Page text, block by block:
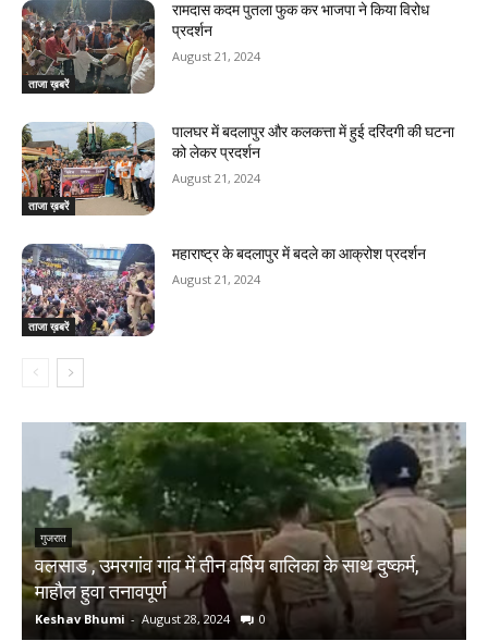
ताजा ख़बरें
रामदास कदम पुतला फुक कर भाजपा ने किया विरोध
प्रदर्शन
August 21, 2024
ताजा ख़बरें
पालघर में बदलापुर और कलकत्ता में हुई दरिंदगी की घटना
को लेकर प्रदर्शन
August 21, 2024
ताजा ख़बरें
महाराष्ट्र के बदलापुर में बदले का आक्रोश प्रदर्शन
August 21, 2024
बालिका के साथ दुष्कर्म, ताजा ख़बरें
रामदास कदम पुतला फुक कर भाजपा ने
Sanjay Thakur August 21, 2024